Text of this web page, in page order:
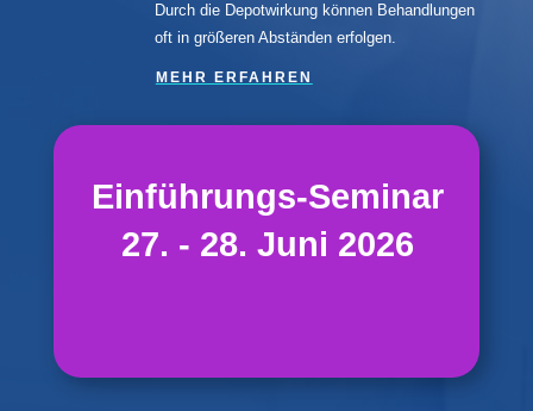
Durch die Depotwirkung können Behandlungen
oft in größeren Abständen erfolgen.
MEHR ERFAHREN
Einführungs-Seminar
27. - 28. Juni 2026